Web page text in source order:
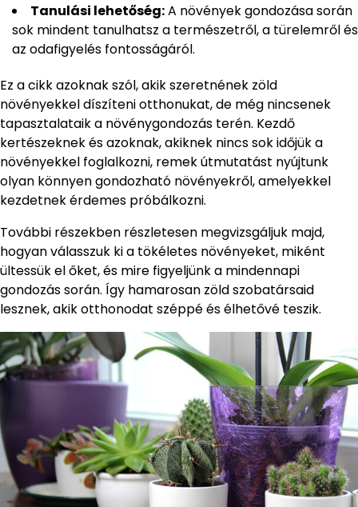
Tanulási lehetőség:A növények gondozása során
sok mindent tanulhatsz a természetről, a türelemről és
az odafigyelés fontosságáról.
Ez a cikk azoknak szól, akik szeretnének zöld
növényekkel díszíteni otthonukat, de még nincsenek
tapasztalataik a növénygondozás terén. Kezdő
kertészeknek és azoknak, akiknek nincs sok időjük a
növényekkel foglalkozni, remek útmutatást nyújtunk
olyan könnyen gondozható növényekről, amelyekkel
kezdetnek érdemes próbálkozni.
További részekben részletesen megvizsgáljuk majd,
hogyan válasszuk ki a tökéletes növényeket, miként
ültessük el őket, és mire figyeljünk a mindennapi
gondozás során. Így hamarosan zöld szobatársaid
lesznek, akik otthonodat széppé és élhetővé teszik.